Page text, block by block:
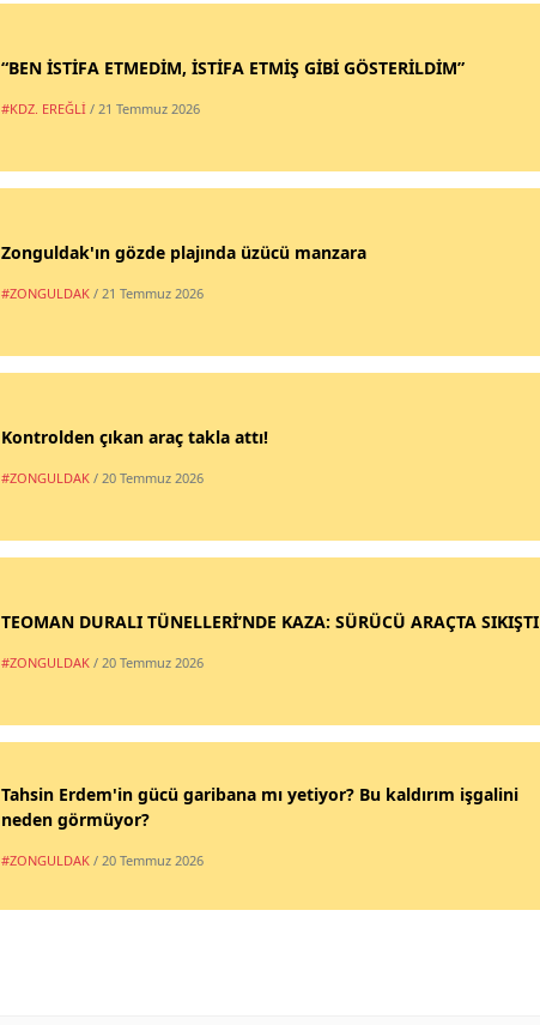
“BEN İSTİFA ETMEDİM, İSTİFA ETMİŞ GİBİ GÖSTERİLDİM”
#KDZ. EREĞLİ / 21 Temmuz 2026
Zonguldak'ın gözde plajında üzücü manzara
#ZONGULDAK / 21 Temmuz 2026
Kontrolden çıkan araç takla attı!
#ZONGULDAK / 20 Temmuz 2026
TEOMAN DURALI TÜNELLERİ’NDE KAZA: SÜRÜCÜ ARAÇTA SIKIŞTI
#ZONGULDAK / 20 Temmuz 2026
Tahsin Erdem'in gücü garibana mı yetiyor? Bu kaldırım işgalini
neden görmüyor?
#ZONGULDAK / 20 Temmuz 2026